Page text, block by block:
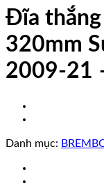
Đĩa
320mm
2009-21
Danh mục: